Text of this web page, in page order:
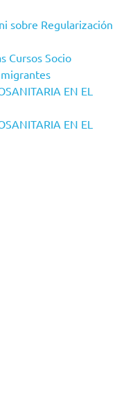
sobre Regularización
Cursos Socio
EN EL
EN EL